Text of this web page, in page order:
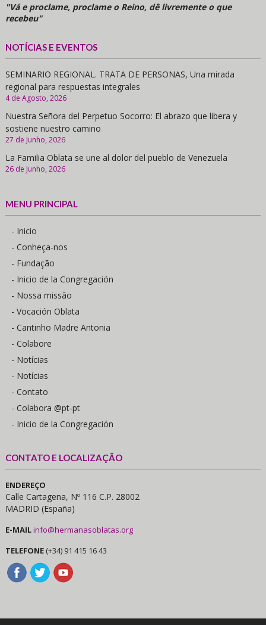
"Vá e proclame, proclame o Reino, dê livremente o que
recebeu"
NOTÍCIAS E EVENTOS
SEMINARIO REGIONAL. TRATA DE PERSONAS, Una mirada
regional para respuestas integrales
4 de Agosto, 2026
Nuestra Señora del Perpetuo Socorro: El abrazo que libera y
sostiene nuestro camino
27 de Junho, 2026
La Familia Oblata se une al dolor del pueblo de Venezuela
26 de Junho, 2026
MENU PRINCIPAL
- Inicio
- Conheça-nos
- Fundação
- Inicio de la Congregación
- Nossa missão
- Vocación Oblata
- Cantinho Madre Antonia
- Colabore
- Notícias
- Notícias
- Contato
- Colabora @pt-pt
- Inicio de la Congregación
CONTATO E LOCALIZAÇÃO
ENDEREÇO
Calle Cartagena, Nº 116 C.P. 28002
MADRID (España)
E-MAILinfo@hermanasoblatas.org
TELEFONE (+34) 91 415 16 43